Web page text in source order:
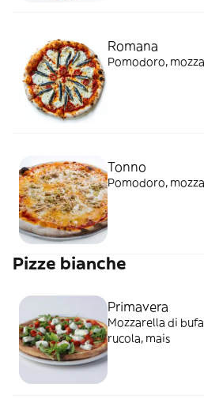
Romana
Pomodoro,
Tonno
Pomodoro,
Pizze bianche
Primavera
Mozzarella di
rucola, mais